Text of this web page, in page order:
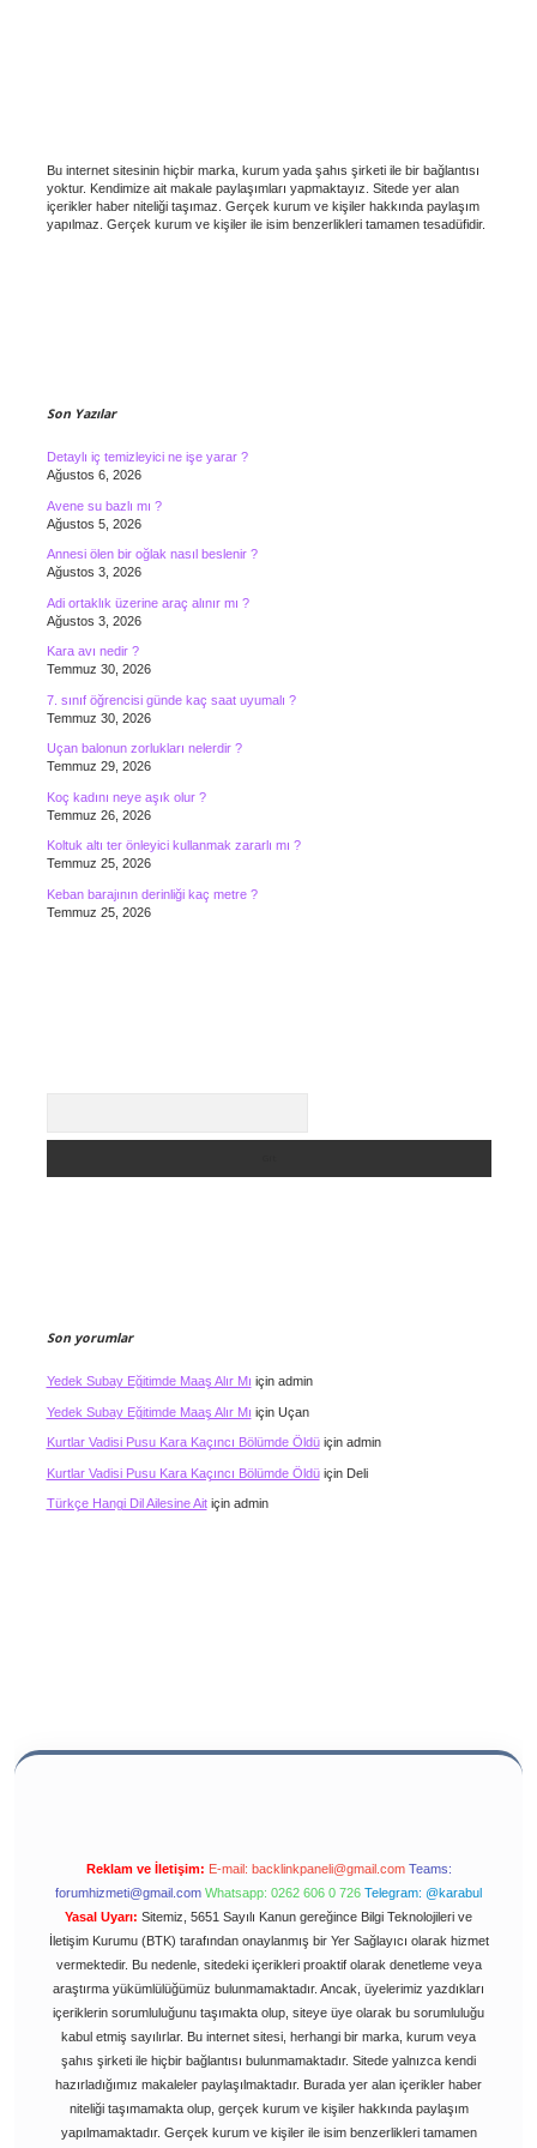
Bu internet sitesinin hiçbir marka, kurum yada şahıs şirketi ile bir bağlantısı
yoktur. Kendimize ait makale paylaşımları yapmaktayız. Sitede yer alan
içerikler haber niteliği taşımaz. Gerçek kurum ve kişiler hakkında paylaşım
yapılmaz. Gerçek kurum ve kişiler ile isim benzerlikleri tamamen tesadüfidir.
Son Yazılar
Detaylı iç temizleyici ne işe yarar ?
Ağustos 6, 2026
Avene su bazlı mı ?
Ağustos 5, 2026
Annesi ölen bir oğlak nasıl beslenir ?
Ağustos 3, 2026
Adi ortaklık üzerine araç alınır mı ?
Ağustos 3, 2026
Kara avı nedir ?
Temmuz 30, 2026
7. sınıf öğrencisi günde kaç saat uyumalı ?
Temmuz 30, 2026
Uçan balonun zorlukları nelerdir ?
Temmuz 29, 2026
Koç kadını neye aşık olur ?
Temmuz 26, 2026
Koltuk altı ter önleyici kullanmak zararlı mı ?
Temmuz 25, 2026
Keban barajının derinliği kaç metre ?
Temmuz 25, 2026
Son yorumlar
Yedek Subay Eğitimde Maaş Alır Mı için admin
Yedek Subay Eğitimde Maaş Alır Mı için Uçan
Kurtlar Vadisi Pusu Kara Kaçıncı Bölümde Öldüiçin admin
Kurtlar Vadisi Pusu Kara Kaçıncı Bölümde Öldüiçin Deli
Türkçe Hangi Dil Ailesine Aitiçin admin
Reklam ve İletişim: E-mail: backlinkpaneli@gmail.com Teams:
forumhizmeti@gmail.com Whatsapp: 0262 606 0 726 Telegram: @karabul
Yasal Uyarı: Sitemiz, 5651 Sayılı Kanun gereğince Bilgi Teknolojileri ve
İletişim Kurumu (BTK) tarafından onaylanmış bir Yer Sağlayıcı olarak hizmet
vermektedir. Bu nedenle, sitedeki içerikleri proaktif olarak denetleme veya
araştırma yükümlülüğümüz bulunmamaktadır. Ancak, üyelerimiz yazdıkları
içeriklerin sorumluluğunu taşımakta olup, siteye üye olarak bu sorumluluğu
kabul etmiş sayılırlar. Bu internet sitesi, herhangi bir marka, kurum veya
şahıs şirketi ile hiçbir bağlantısı bulunmamaktadır. Sitede yalnızca kendi
hazırladığımız makaleler paylaşılmaktadır. Burada yer alan içerikler haber
niteliği taşımamakta olup, gerçek kurum ve kişiler hakkında paylaşım
yapılmamaktadır. Gerçek kurum ve kişiler ile isim benzerlikleri tamamen